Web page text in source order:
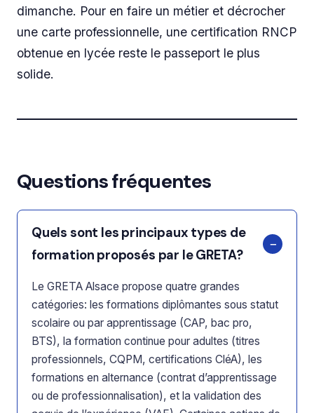
dimanche. Pour en faire un métier et décrocher
une carte professionnelle, une certification RNCP
obtenue en lycée reste le passeport le plus
solide.
Questions fréquentes
Quels sont les principaux types de
formation proposés par le GRETA?
Le GRETA Alsace propose quatre grandes
catégories: les formations diplômantes sous statut
scolaire ou par apprentissage (CAP, bac pro,
BTS), la formation continue pour adultes (titres
professionnels, CQPM, certifications CléA), les
formations en alternance (contrat d’apprentissage
ou de professionnalisation), et la validation des